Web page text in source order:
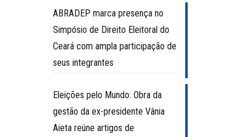
ABRADEP marca presença no
Simpósio de Direito Eleitoral do
Ceará com ampla participação de
seus integrantes
Eleições pelo Mundo: Obra da
gestão da ex-presidente Vânia
Aieta reúne artigos de